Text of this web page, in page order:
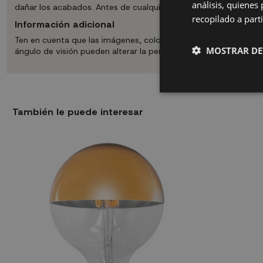
dañar los acabados. Antes de cualquier tarea de limpieza o
Información adicional
Ten en cuenta que las imágenes, colores y medidas
ángulo de visión pueden alterar la percepción real del
También le puede interesar
análisis,
recopilado a
MOSTRAR